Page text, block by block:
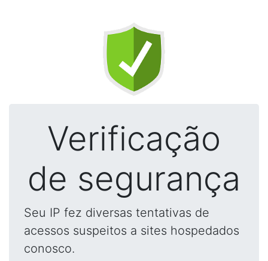
Verificação
de segurança
Seu IP fez diversas tentativas de
acessos suspeitos a sites hospedados
conosco.